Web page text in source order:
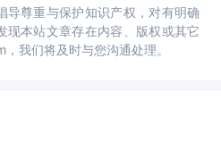
导尊重与保护知识产权，对有明确
现本站文章存在内容、版权或其它
我们将及时与您沟通处理。